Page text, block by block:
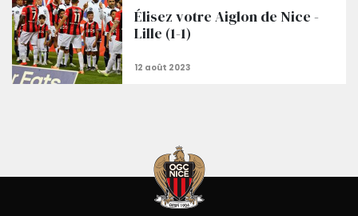
Élisez votre Aiglon de Nice -
Lille (1-1)